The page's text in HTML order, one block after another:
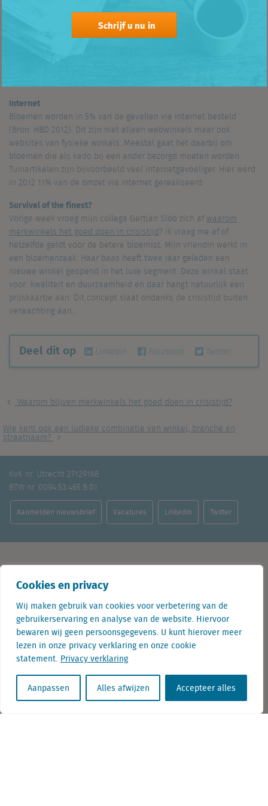
Cookies en privacy
Wij maken gebruik van cookies voor verbetering van de
gebruikerservaring en analyse van de website. Hiervoor
bewaren wij geen persoonsgegevens. U kunt hierover meer
lezen in onze privacy verklaring en onze cookie
statement. Privacy verklaring
Aanpassen Alles afwijzen Accepteer alles
cijfers van HBDblijkt dat de bestedingen aan
bloemen en planten in 2011 en 2012 zo’n 10% per jaar zijn
afgenomen. Bovendien verliezen de bloemenwinkels in
Nederland marktaandeel aan de supermarkten en de markt. In
Internet
Bloemen worden in 5% van de gevallen via internet besteld
(Bron: HBD 2012). Dit zijn niet alleen webwinkels maar ook
websites van fysieke winkels. Meestal gaat het daarbij om
bloemen die als kado bij een ander bezorgd moeten worden.
Tuinartikelen zijn bijvoorbeeld veel internetgevoeliger. Hier werd
in 2012 11% van de omzet via internet gerealiseerd.
Survival of the finest?
Vorige week vroeg mijn collega Gertjan Slob zich afwaarom
merkwinkels het goed doen in crisistijd? Ik vraag me af of
hetzelfde geldt voor de betere bloemist. Mijn vriendin werkt in
een bloemenzaak. Haar baas heeft twee jaar geleden een
nieuwe winkel geopend in het luxe segment. Deze winkel staat
voor kwaliteit en duurzaamheid en daar hangt natuurlijk een
prijskaartje aan. Dit concept slaat ondanks de crisistijd buiten
verwachting aan…
Deel dit op Linkedin Facebook Twitter
Waarom blijven merkwinkels het goed doen in crisistijd?
Wie kent ook een ludieke combinatie van winkel, branche en
straatnaam?
KvK nr. Utrecht 27129168
BTW nr. 0094.53.465.B.01
Aanmelden nieuwsbrief Vacatures Linkedin Twitter
Contact
+31 (0) 85 760 3283
+32 (0) 2 267 2800
info@locatus.com
Kantoren
Nederland (hoofdkantoor)
Schrijf u nu in